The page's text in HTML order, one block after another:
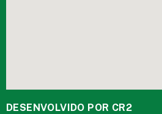
DESENVOLVIDO POR CR2